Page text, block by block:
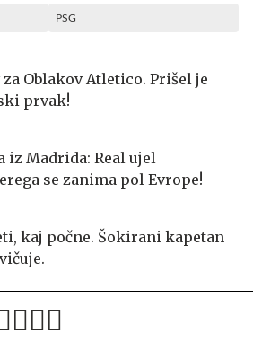
PSG
Oblakov Atletico. Prišel je
prvak!
iz Madrida: Real ujel
se zanima pol Evrope!
kaj počne. Šokirani kapetan